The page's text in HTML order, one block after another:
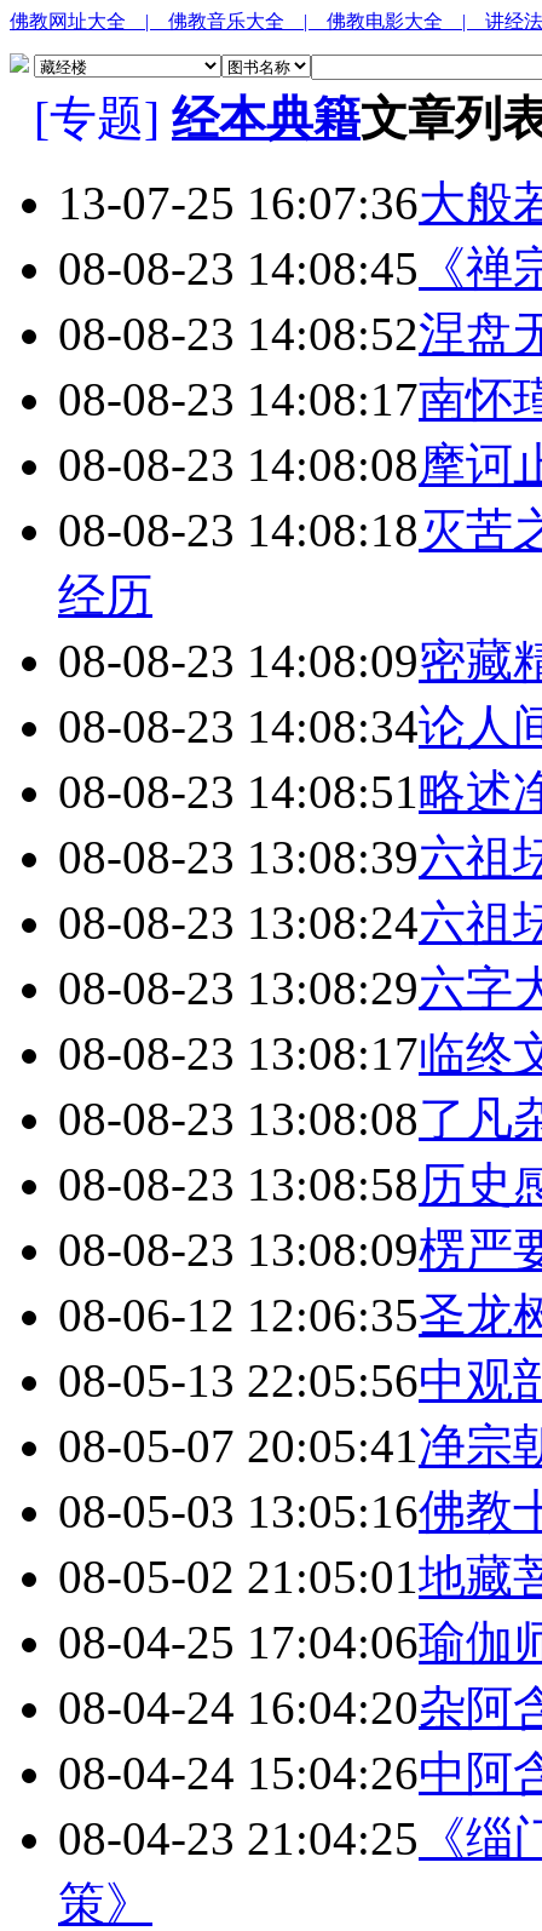
佛教网址大全 | 佛教音乐大全 | 佛教电影大全 | 讲经
[专题] 经本典籍文章列
13-07-25 16:07:36大般
08-08-23 14:08:45 《
08-08-23 14:08:52涅盘
08-08-23 14:08:17南怀
08-08-23 14:08:08摩诃
08-08-23 14:08:18灭苦
经历
08-08-23 14:08:09密藏
08-08-23 14:08:34论人
08-08-23 14:08:51略述
08-08-23 13:08:39六祖
08-08-23 13:08:24六祖
08-08-23 13:08:29六字
08-08-23 13:08:17临终
08-08-23 13:08:08了凡
08-08-23 13:08:58历史
08-08-23 13:08:09楞严
08-06-12 12:06:35圣龙
08-05-13 22:05:56中观
08-05-07 20:05:41净宗
08-05-03 13:05:16佛教
08-05-02 21:05:01地藏
08-04-25 17:04:06瑜伽
08-04-24 16:04:20杂阿
08-04-24 15:04:26中阿
08-04-23 21:04:25 《
策》